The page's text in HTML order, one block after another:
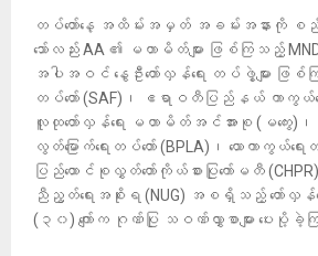
တပ်တော်နေ့ အထိမ်းအမှတ် အခမ်းအနားကို စည်
သော်လည်း AA ၏ မဟာမိတ်များ ဖြစ်ကြသည့်
အပါအဝင် နွေဦးတော်လှန်ရေး တပ်ဖွဲ့များ ဖြစ်က
တပ်တော် (SAF)၊ ဧရာဝတီပြည်နယ် ကာကွယ်ရ
လူထုတော်လှန်ရေး မဟာမိတ်အင်အားစု (မကွေး)
လွတ်မြောက်ရေးတပ်တော် (BPLA)၊ ယောကာကွယ်ရေ
ပြည်ထောင်စုလွှတ်တော်ကိုယ်စားပြုကော်မတီ
ညီညွတ်ရေးအစိုးရ (NUG) အစရှိသည့် ​တော်လှန်ရ
(၃၀) ကျော်က ဂုဏ်ပြု သဝဏ်လွှာစာများ ပေးပို့